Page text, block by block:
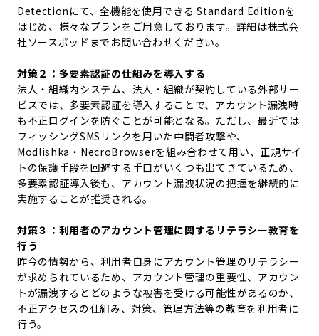
Detectionにて、全機能を使用できる Standard Editionを
はじめ、様々なプランをご用意しております。詳細は株式会
社ソースポッドまでお問い合わせください。
対策２：多要素認証の仕組みを導入する
法人・組織内システム、法人・組織が契約している外部サー
ビスでは、多要素認証を導入することで、アカウント漏洩時
も不正ログインを防ぐことが可能となる。ただし、最近では
フィッシングSMSリンクを用いた中間者攻撃や、
Modlishka・NecroBrowserを組み合わせて用い、正規サイ
トの保護手段を回避する手口がいくつも出てきているため、
多要素認証導入後も、アカウント漏洩状況の把握を継続的に
実施することが推奨される。
対策３：利用者のアカウント管理に関するリテラシー教育を
行う
昨今の情勢から、利用者自身にアカウント管理のリテラシー
が求められているため、アカウント管理の重要性、アカウン
トが漏洩するとどのような被害を受ける可能性があるのか、
不正アクセスの仕組み、対策、管理方法等の教育を利用者に
行う。